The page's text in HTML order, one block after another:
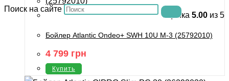
Поиск на сайте
Оценка 5.00 из 5
Бойлер Atlantic Ondeo+ SWH 10U M-3 (25792010)
4 799 грн
Купить